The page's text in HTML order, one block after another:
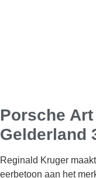
Porsche
Gelderland
Reginald Kruger
eerbetoon aan het